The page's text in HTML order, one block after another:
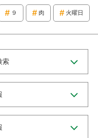
９ 肉 火曜日
索